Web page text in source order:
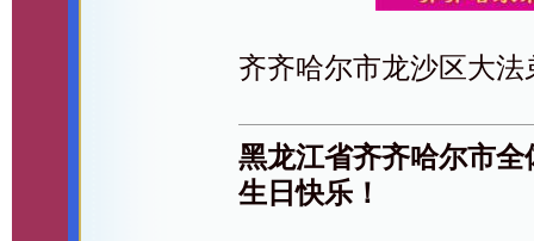
齐齐哈尔市龙沙区大法
黑龙江省齐齐哈尔市
生日快乐！